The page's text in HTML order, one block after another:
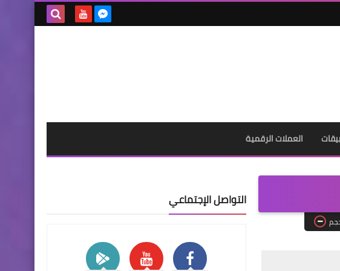
العملات الرقمية
التواصل الإجتماعي